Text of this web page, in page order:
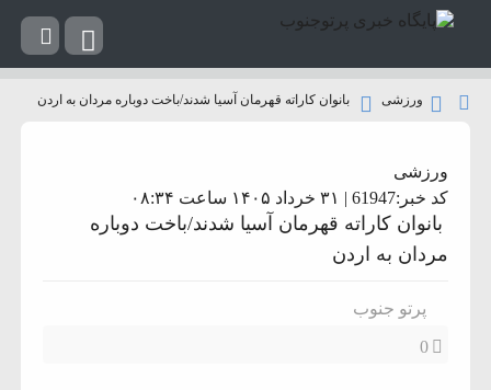
ورزشی بانوان کاراته قهرمان آسیا شدند/باخت دوباره مردان به اردن
ورزشی
کد خبر:61947 | ۳۱ خرداد ۱۴۰۵ ساعت ۰۸:۳۴
بانوان کاراته قهرمان آسیا شدند/باخت دوباره
مردان به اردن
پرتو جنوب
0